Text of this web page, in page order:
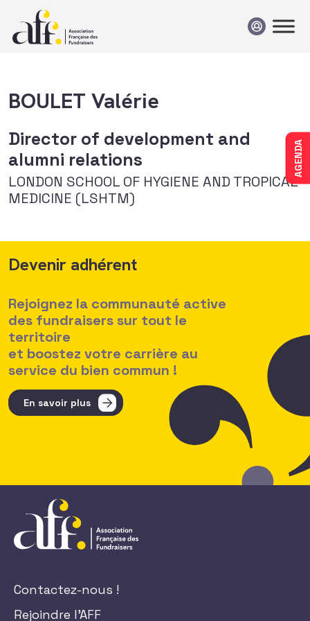
AGENDA
BOULET Valérie
Director of development and
alumni relations
LONDON SCHOOL OF HYGIENE AND TROPICAL
MEDICINE (LSHTM)
Devenir adhérent
Rejoignez la communauté active
des fundraisers sur tout le
territoire
et boostez votre carrière au
service du bien commun !
En savoir plus
Contactez-nous !
Rejoindre l'AFF